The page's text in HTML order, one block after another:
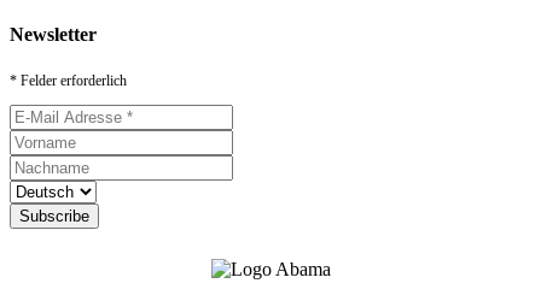
Newsletter
* Felder erforderlich